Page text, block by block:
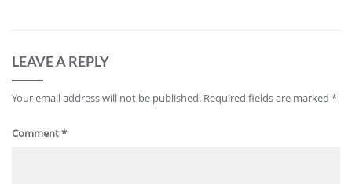
LEAVE A REPLY
Your email address will not be published. Required fields are marked *
Comment*